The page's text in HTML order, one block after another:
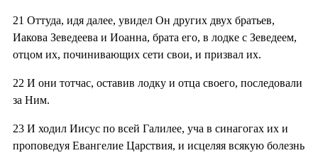
21 Оттуда, идя далее, увидел Он других двух братьев,
Иакова Зеведеева и Иоанна, брата его, в лодке с Зеведеем,
отцом их, починивающих сети свои, и призвал их.
22 И они тотчас, оставив лодку и отца своего, последовали
за Ним.
23 И ходил Иисус по всей Галилее, уча в синагогах их и
проповедуя Евангелие Царствия, и исцеляя всякую болезнь